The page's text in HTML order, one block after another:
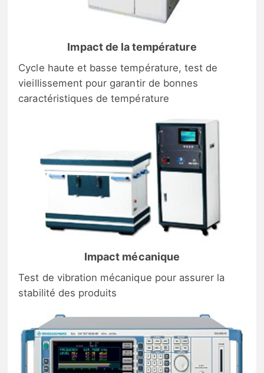
Impact de la température
Cycle haute et basse température, test de
vieillissement pour garantir de bonnes
caractéristiques de température
Impact mécanique
Test de vibration mécanique pour assurer la
stabilité des produits